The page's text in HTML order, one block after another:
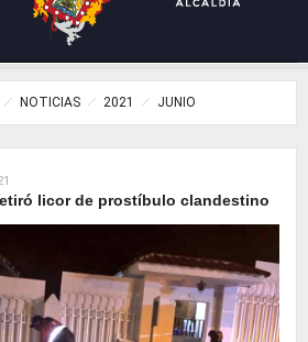
NOTICIAS 2021 JUNIO
licor de prostíbulo clandestino